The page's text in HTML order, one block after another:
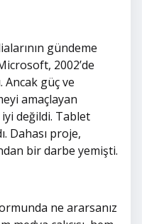
gündeme
2002’de
Ancak güç ve
amaçlayan
değildi. Tablet
Dahası proje,
bir darbe yemişti.
ne ararsanız